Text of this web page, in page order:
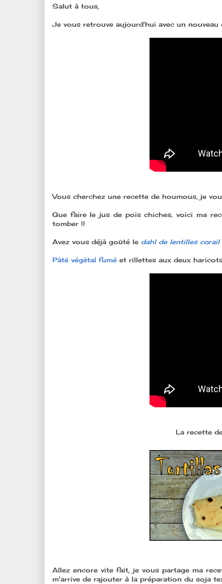
Salut à tous,
Je vous retrouve aujourd'hui avec un
Vous cherchez une recette de houmous, je
Que faire le jus de pois chiches, voici ma
tomber !!
Avez vous déjà goûté le dahl de lentilles corail
Pâté végétal fumé et rillettes aux deux
La recette
Allez encore vite fait, je vous partage ma
m'arrive de rajouter à la préparation du soja